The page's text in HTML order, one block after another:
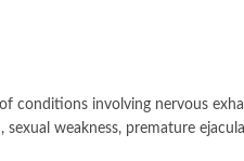
conditions involving nervous
weakness, premature